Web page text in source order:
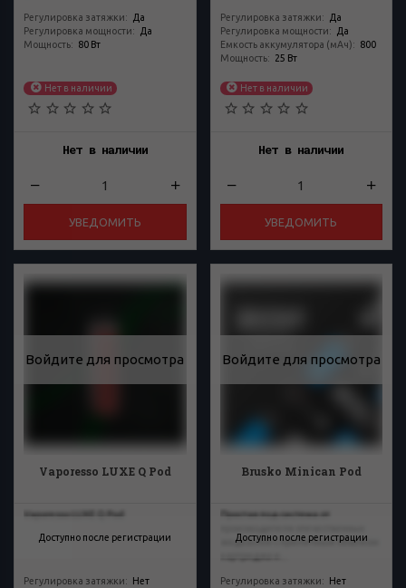
Регулировка затяжки:
Да
Регулировка мощности:
Да
Мощность: 80 Вт
Нет в наличии
Нет в наличии
УВЕДОМИТЬ
Регулировка затяжки:
Да
Регулировка мощности:
Да
Емкость аккумулятора (мАч): 800
Мощность: 25 Вт
Нет в наличии
Нет в наличии
УВЕДОМИТЬ
Войдите для просмотра
Vaporesso LUXE Q Pod
Доступно после регистрации
Vaporesso LUXE Q Pod
Регулировка затяжки:
Нет
Войдите для просмотра
Brusko Minican Pod
Доступно после регистрации
Простая под-система от
жидкостей с приличным объемом
Регулировка затяжки:
Нет